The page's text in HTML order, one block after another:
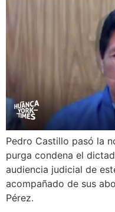
Pedro Castillo pasó la
purga condena el
audiencia judicial de
acompañado de sus
Pérez.